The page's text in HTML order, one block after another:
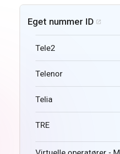
Eget nummer ID 
Tele2
Telenor
Telia
TRE